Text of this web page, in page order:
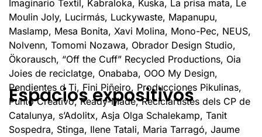
Imaginario Textil, Kabraloka, Kuska, La prisa mata, Le
Moulin Joly, Lucirmás, Luckywaste, Mapanupu,
Maslamp, Mesa Bonita, Xavi Molina, Mono-Pec, NEUS,
Nolvenn, Tomomi Nozawa, Obrador Design Studio,
Ökorausch, “Off the Cuff” Recycled Productions, Oia
Joies de reciclatge, Onababa, OOO My Design,
Pendientes d Ti, Fini Piñeiro, Producciones Pikulinas,
Punto Creativo, Ready-Made, Reciclartistes dels CP de
Catalunya, s’Adolitx, Asja Olga Schalekamp, Tanit
Sospedra, Stinga, Ilene Tatali, Maria Tarragó, Jaume
Espacios expositivos